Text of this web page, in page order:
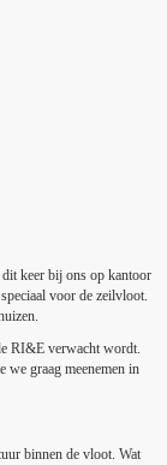
keer bij ons op kantoor
voor de zeilvloot.
RI&E verwacht wordt.
we graag meenemen in
binnen de vloot. Wat